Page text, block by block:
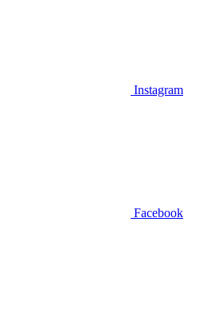
Instagram
Facebook